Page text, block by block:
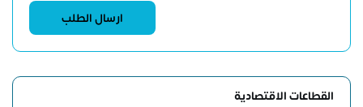
القطاعات الاقتصادية